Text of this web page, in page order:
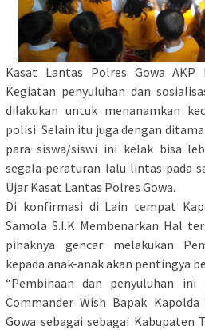
Kasat Lantas Polres Gowa AKP
Kegiatan penyuluhan dan
dilakukan untuk menanamkan
polisi. Selain itu juga dengan
para siswa/siswi ini kelak bisa
segala peraturan lalu lintas pada
Ujar Kasat Lantas Polres Gowa.
Di konfirmasi di Lain tempat
Samola S.I.K Membenarkan Hal
pihaknya gencar melakukan
kepada anak-anak akan pentingya
“Pembinaan dan penyuluhan ini
Commander Wish Bapak
Gowa sebagai sebagai Kabupaten